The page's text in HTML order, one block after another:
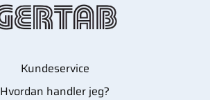
Kundeservice
Hvordan handler jeg?